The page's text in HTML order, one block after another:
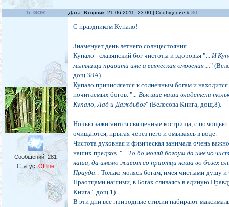
Ti_GOR Дата: Вторник, 21.06.2011, 23:00 | Сообщение #30
Сообщений:281
Статус:Offline
С праздником Купало!
Знаменует день летнего солнцестояния.
Купало - славянский бог чистоты и здоровья "...И
мытнищи правити име а всяческая омовения ..."
дощ.38А)
Купало причисляется к солнечным богам и
почитаемых богов. "... Высшие наши владетели
Купало, Лад и Даждьбог" (Велесова Книга, дощ.8).
Ночью зажигаются священные кострища, с помощью
очищаются, прыгая через него и омываясь в воде.
Чистота духовная и физическая занимала очень
наших предков. "... То бо моляй богоум да имемо
наша, да имемо живот со праотци наша во бъзех
Прауда. . Только молясь богам, имея чистыми душу и
Праотцами нашими, в Богах сливаясь в единую
Книга". дощ.1)
В эти дни все природные стихии набирают